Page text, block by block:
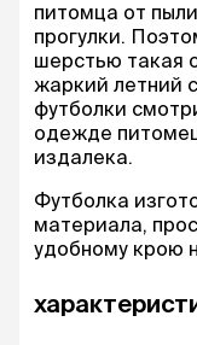
питомца от
прогулки.
шерстью такая
жаркий летний
футболки
одежде
издалека.
Футболка
материала,
удобному крою